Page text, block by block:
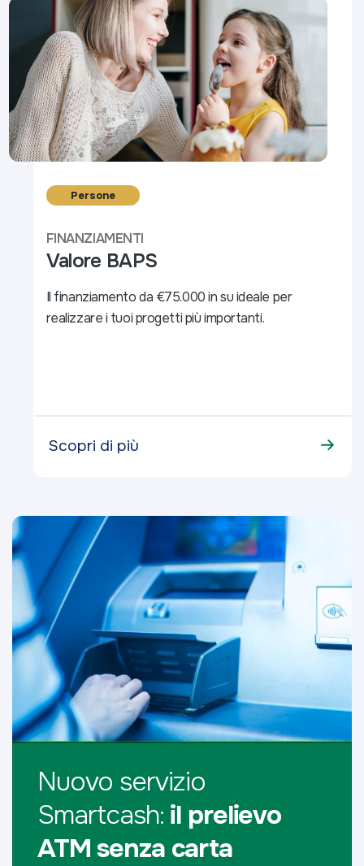
Persone
FINANZIAMENTI
Valore BAPS
Il finanziamento da €75.000 in su ideale per
realizzare i tuoi progetti più importanti.
Scopri di più
Nuovo servizio
Smartcash: il prelievo
ATM senza carta